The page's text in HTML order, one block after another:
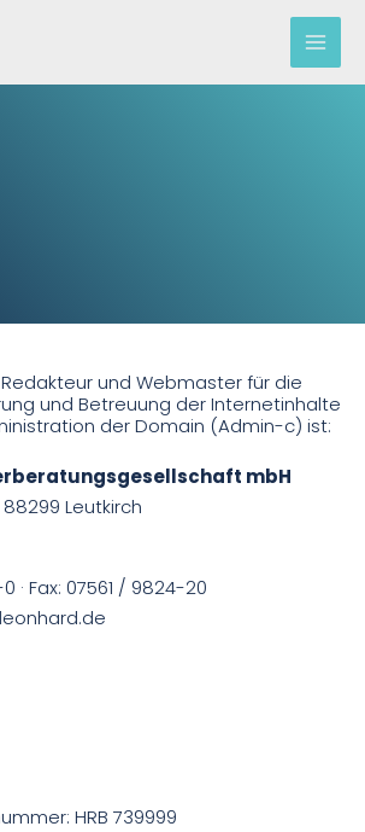
und Webmaster für die
und Betreuung der Internetinhalte
der Domain (Admin-c) ist:
mbH
Leutkirch
· Fax: 07561 / 9824-20
HRB 739999